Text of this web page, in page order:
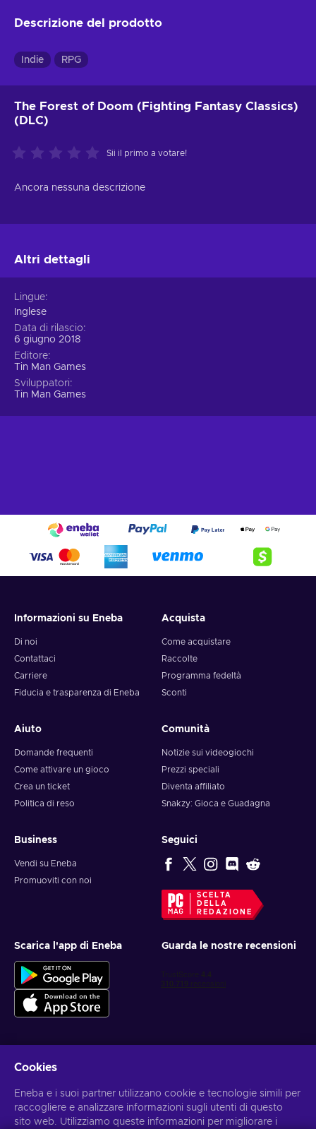
Descrizione del prodotto
Indie RPG
The Forest of Doom (Fighting Fantasy Classics)
(DLC)
Sii il primo a votare!
Ancora nessuna descrizione
Altri dettagli
Lingue
Inglese
Data di rilascio
6 giugno 2018
Editore
Tin Man Games
Sviluppatori
Tin Man Games
Informazioni su Eneba
Di noi
Contattaci
Carriere
Fiducia e trasparenza di Eneba
Acquista
Come acquistare
Raccolte
Programma fedeltà
Sconti
Aiuto
Domande frequenti
Come attivare un gioco
Crea un ticket
Politica di reso
Comunità
Notizie sui videogiochi
Prezzi speciali
Diventa affiliato
Snakzy: Gioca e Guadagna
Business
Vendi su Eneba
Promuoviti con noi
Seguici
SCELTA
DELLA
REDAZIONE
Scarica l'app di Eneba Guarda le nostre recensioni
Ottieni offerte di gioco personalizzate
Iscriviti
Puoi annullare l'iscrizione in qualsiasi momento. Visital'informativa
Cookies
Eneba e i suoi partner utilizzano cookie e tecnologie simili per
raccogliere e analizzare informazioni sugli utenti di questo
sito web. Utilizziamo queste informazioni per migliorare i